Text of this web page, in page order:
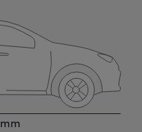
mm